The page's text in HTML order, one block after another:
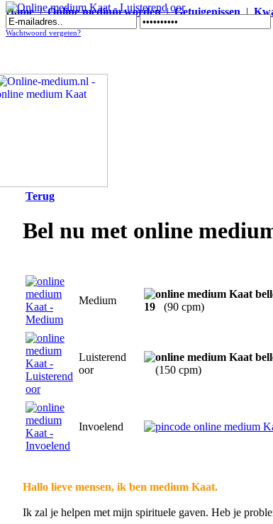
Home|Online medium worden|Getuigenissen|
Online medium Kaat - Luisterend oor
Wachtwoord vergeten?
Terug
Bel nu met online
Medium
19
(90 cpm)
Luisterend
oor
(150 cpm)
Invoelend
Hallo lieve mensen, ik ben medium Kaat.
Ik zal je helpen met mijn spirituele gaven. Heb je